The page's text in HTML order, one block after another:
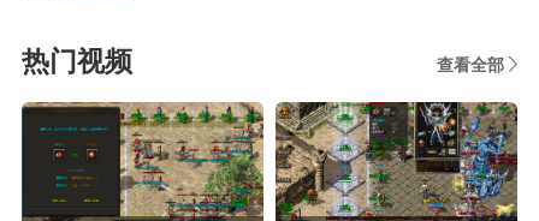
热门视频 查看全部